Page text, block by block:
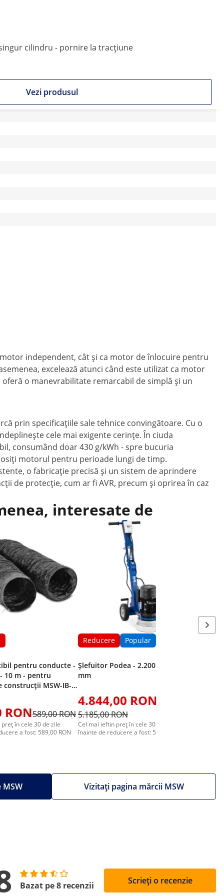
cilindru - pornire la tracțiune
Vezi produsul
independent, cât și ca motor de înlocuire pentru
excelează atunci când este utilizat ca motor
o manevrabilitate remarcabil de simplă și un
prin specificațiile sale tehnice convingătoare. Cu o
cele mai exigente cerințe. În ciuda
consumând doar 430 g/kWh - spre bucuria
motorul pentru perioade lungi de timp.
o fabricație precisă și un sistem de aprindere
de protecție, cum ar fi AVR, precum și oprirea în caz
interesate de
pentru conducte -
10 m - pentru
construcții MSW-IB-
RON589,00 RON
în cele 30 de zile
a fost: 589,00 RON
Reducere Popular
Șlefuitor Podea - 2.200 W - Ø 250
mm
4.844,00 RON
5.185,00 RON
Cel mai ieftin preț în cele 30 de zile
înainte de reducere a fost: 5.899,00 RON
Vizitați pagina mărcii MSW
Bazat pe 8 recenzii Scrieți o recenzie